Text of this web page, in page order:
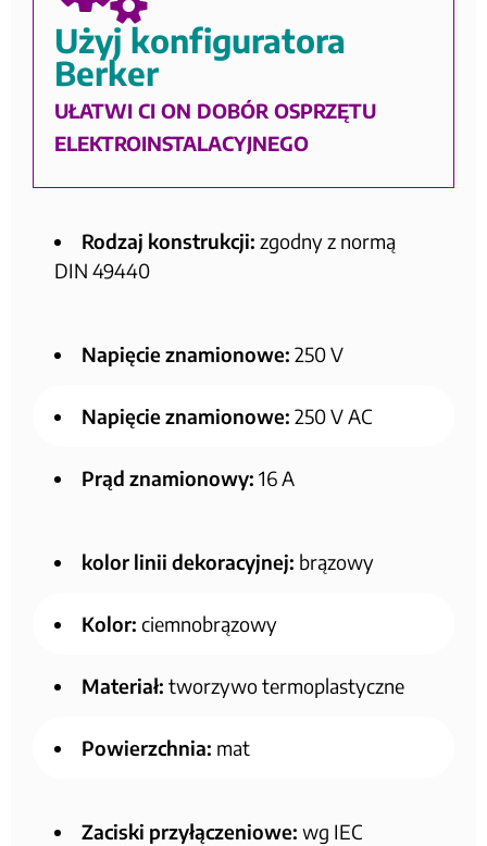
Użyj konfiguratora
Berker
UŁATWI CI ON DOBÓR OSPRZĘTU
ELEKTROINSTALACYJNEGO
Rodzaj konstrukcji: zgodny z normą
DIN 49440
Napięcie znamionowe: 250 V
Napięcie znamionowe: 250 V AC
Prąd znamionowy: 16 A
kolor linii dekoracyjnej: brązowy
Kolor: ciemnobrązowy
Materiał: tworzywo termoplastyczne
Powierzchnia: mat
Zaciski przyłączeniowe: wg IEC